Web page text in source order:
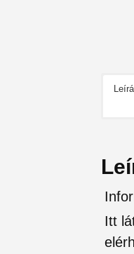
Itt